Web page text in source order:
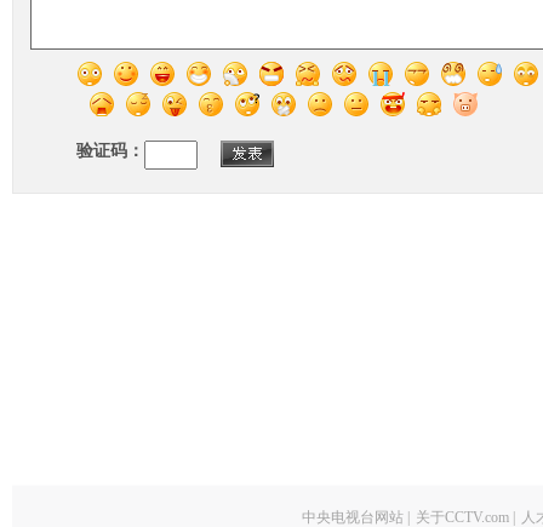
验证码：
中央电视台网站 关于CCTV.com 人